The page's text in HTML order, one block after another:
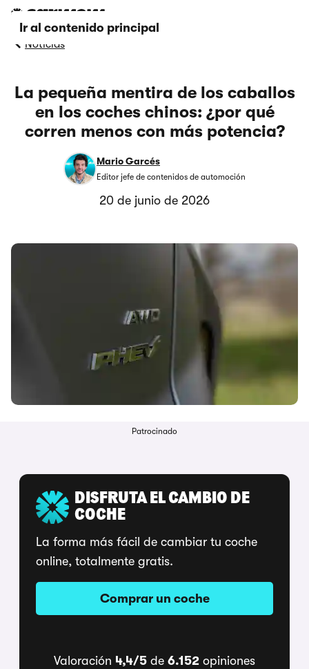
Ir al contenido principal
Noticias
La pequeña mentira de los caballos
en los coches chinos: ¿por qué
corren menos con más potencia?
Mario Garcés
Editor jefe de contenidos de automoción
20 de junio de 2026
Patrocinado
DISFRUTA EL CAMBIO DE
COCHE
La forma más fácil de cambiar tu coche
online, totalmente gratis.
Comprar un coche
Valoración 4,4/5 de 6.152 opiniones